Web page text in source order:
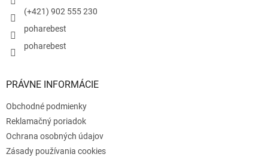
(+421) 902 555 230
poharebest
poharebest
PRÁVNE INFORMÁCIE
Obchodné podmienky
Reklamačný poriadok
Ochrana osobných údajov
Zásady používania cookies